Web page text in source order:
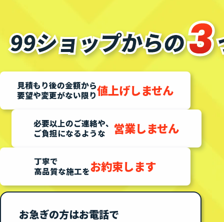
見積もり後の金額から
要望や変更がない限り値上げしません
必要以上のご連絡や、
ご負担になるような
営業しません
丁寧で
高品質な施工をお約束します
お急ぎの方はお電話で